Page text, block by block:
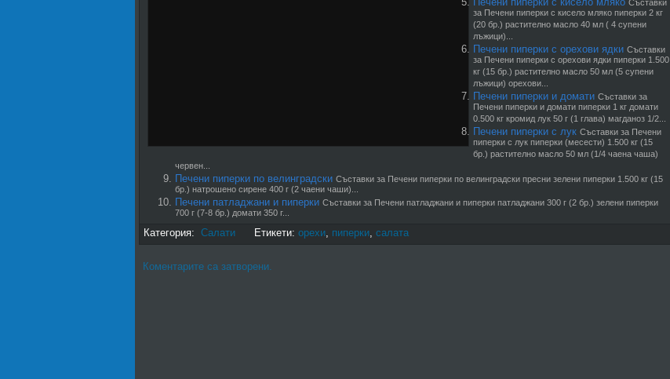
Съставки
за Печени пиперки с кисело мляко пиперки 2 кг
(20 бр.) растително масло 40 мл ( 4 супени
лъжици)...
Печени пиперки с орехови ядки Съставки
за Печени пиперки с орехови ядки пиперки 1.500
кг (15 бр.) растително масло 50 мл (5 супени
лъжици) орехови...
Печени пиперки и домати Съставки за
Печени пиперки и домати пиперки 1 кг домати
0.500 кг кромид лук 50 г (1 глава) магданоз 1/2...
Печени пиперки с лук Съставки за Печени
пиперки с лук пиперки (месести) 1.500 кг (15
бр.) растително масло 50 мл (1/4 чаена чаша)
червен...
Печени пиперки по велинградски Съставки за Печени пиперки по велинградски пресни зелени пиперки 1.500 кг (15
бр.) натрошено сирене 400 г (2 чаени чаши)...
Печени патладжани и пиперки Съставки за Печени патладжани и пиперки патладжани 300 г (2 бр.) зелени пиперки
700 г (7-8 бр.) домати 350 г...
Категория: Салати Етикети: орехи, пиперки, салата
Коментарите са затворени.